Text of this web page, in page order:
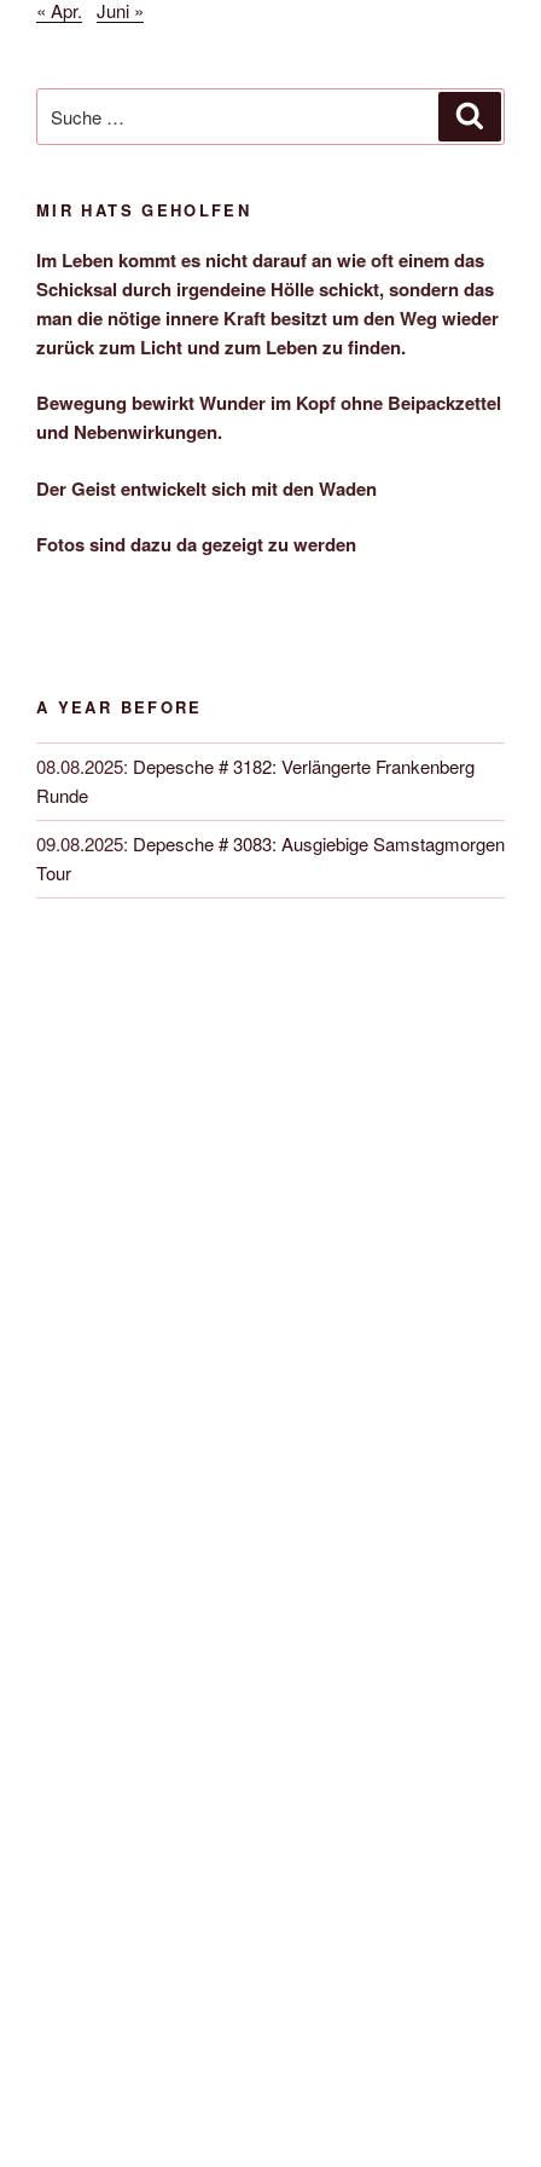
« Apr. Juni »
nach:
MIR HATS GEHOLFEN
Im Leben kommt es nicht darauf an wie oft einem das
Schicksal durch irgendeine Hölle schickt, sondern das
man die nötige innere Kraft besitzt um den Weg wieder
zurück zum Licht und zum Leben zu finden.
Bewegung bewirkt Wunder im Kopf ohne Beipackzettel
und Nebenwirkungen.
Der Geist entwickelt sich mit den Waden
Fotos sind dazu da gezeigt zu werden
A YEAR BEFORE
08.08.2025: Depesche # 3182: Verlängerte Frankenberg
Runde
09.08.2025: Depesche # 3083: Ausgiebige Samstagmorgen
Tour